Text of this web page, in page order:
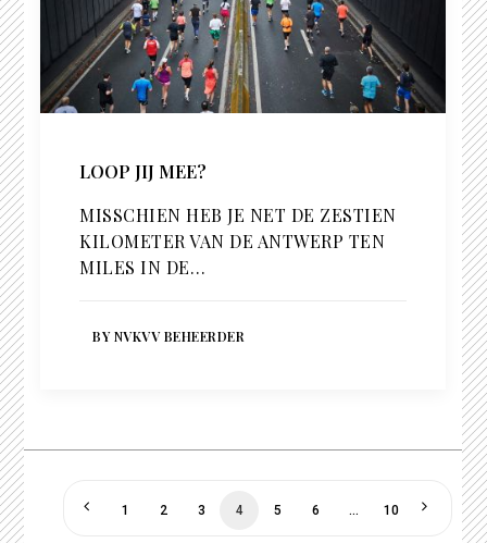
LOOP JIJ MEE?
MISSCHIEN HEB JE NET DE ZESTIEN
KILOMETER VAN DE ANTWERP TEN
MILES IN DE…
BY NVKVV BEHEERDER
1 2 3 4 5 6 … 10